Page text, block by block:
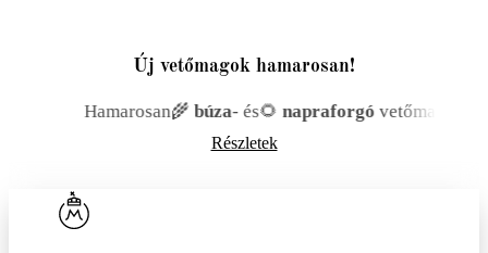
Új vetőmagok hamarosan!
vetőmag is elérhető lesz portfóliónkban.
Részletek